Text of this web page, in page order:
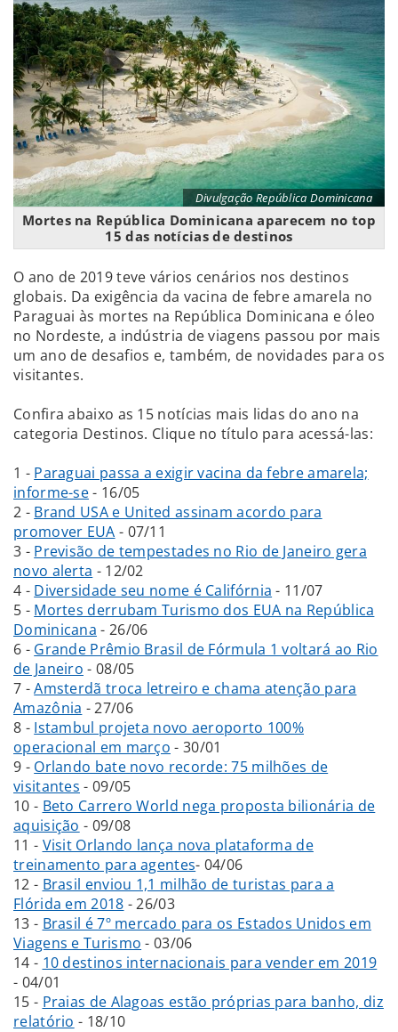
Divulgação República Dominicana
Mortes na República Dominicana aparecem no top
15 das notícias de destinos
O ano de 2019 teve vários cenários nos destinos
globais. Da exigência da vacina de febre amarela no
Paraguai às mortes na República Dominicana e óleo
no Nordeste, a indústria de viagens passou por mais
um ano de desafios e, também, de novidades para os
visitantes.
Confira abaixo as 15 notícias mais lidas do ano na
categoria Destinos. Clique no título para acessá-las:
1 - Paraguai passa a exigir vacina da febre amarela;
informe-se- 16/05
2 - Brand USA e United assinam acordo para
promover EUA - 07/11
3 - Previsão de tempestades no Rio de Janeiro gera
novo alerta - 12/02
4 - Diversidade seu nome é Califórnia - 11/07
5 - Mortes derrubam Turismo dos EUA na República
Dominicana - 26/06
6 - Grande Prêmio Brasil de Fórmula 1 voltará ao Rio
de Janeiro - 08/05
7 -Amsterdã troca letreiro e chama atenção para
Amazônia - 27/06
8 - Istambul projeta novo aeroporto 100%
operacional em março - 30/01
9 - Orlando bate novo recorde: 75 milhões de
visitantes - 09/05
10 - Beto Carrero World nega proposta bilionária de
aquisição - 09/08
11 - Visit Orlando lança nova plataforma de
treinamento para agentes- 04/06
12 - Brasil enviou 1,1 milhão de turistas para a
Flórida em 2018 - 26/03
13 - Brasil é 7º mercado para os Estados Unidos em
Viagens e Turismo - 03/06
14 - 10 destinos internacionais para vender em 2019
- 04/01
15 - Praias de Alagoas estão próprias para banho, diz
relatório - 18/10